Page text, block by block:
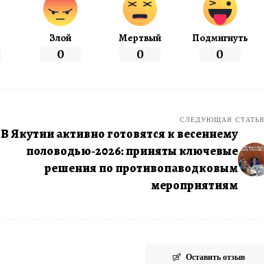
Злой
0
Мертвый
0
Подмигнуть
0
СЛЕДУЮЩАЯ СТАТЬЯ
В Якутии активно готовятся к весеннему
половодью‑2026: приняты ключевые
решения по противопаводковым
мероприятиям
Оставить отзыв